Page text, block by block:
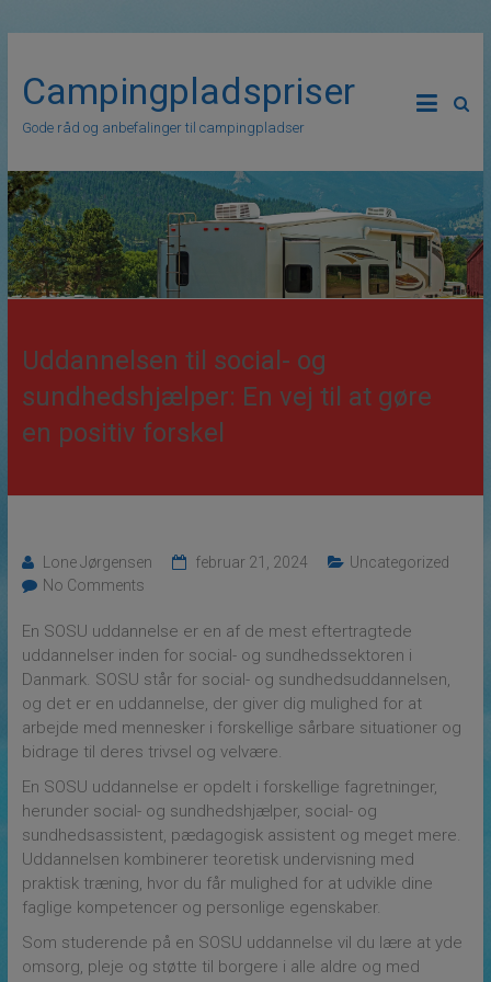
Campingpladspriser
Gode råd og anbefalinger til campingpladser
Uddannelsen til social- og
sundhedshjælper: En vej til at gøre
en positiv forskel
Lone Jørgensen februar 21, 2024
Uncategorized
No Comments
En SOSU uddannelse er en af de mest eftertragtede
uddannelser inden for social- og sundhedssektoren i
Danmark. SOSU står for social- og sundhedsuddannelsen,
og det er en uddannelse, der giver dig mulighed for at
arbejde med mennesker i forskellige sårbare situationer og
bidrage til deres trivsel og velvære.
En SOSU uddannelse er opdelt i forskellige fagretninger,
herunder social- og sundhedshjælper, social- og
sundhedsassistent, pædagogisk assistent og meget mere.
Uddannelsen kombinerer teoretisk undervisning med
praktisk træning, hvor du får mulighed for at udvikle dine
faglige kompetencer og personlige egenskaber.
Som studerende på en SOSU uddannelse vil du lære at yde
omsorg, pleje og støtte til borgere i alle aldre og med